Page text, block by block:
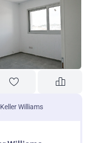
Keller Williams